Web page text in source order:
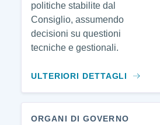
politiche stabilite dal
Consiglio, assumendo
decisioni su questioni
tecniche e gestionali.
ULTERIORI DETTAGLI
ORGANI DI GOVERNO